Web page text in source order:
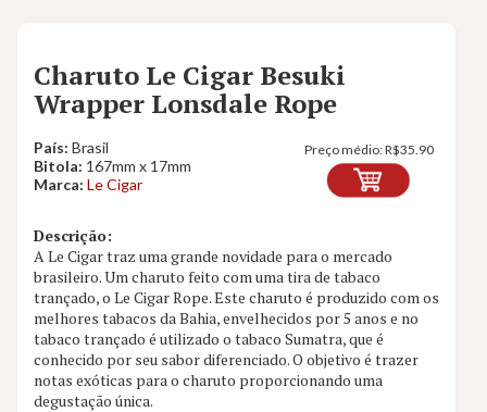
Charuto Le Cigar Besuki
Wrapper Lonsdale Rope
País: Brasil
Bitola: 167mm x 17mm
Marca: Le Cigar
Preço médio:R$35.90
Descrição:
A Le Cigar traz uma grande novidade para o mercado
brasileiro. Um charuto feito com uma tira de tabaco
trançado, o Le Cigar Rope. Este charuto é produzido com os
melhores tabacos da Bahia, envelhecidos por 5 anos e no
tabaco trançado é utilizado o tabaco Sumatra, que é
conhecido por seu sabor diferenciado. O objetivo é trazer
notas exóticas para o charuto proporcionando uma
degustação única.